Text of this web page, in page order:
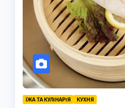
ЇЖА ТА КУЛІНАРІЯ КУХНЯ